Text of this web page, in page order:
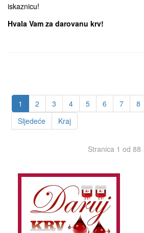
iskaznicu!
Hvala Vam za darovanu krv!
1 2 3 4 5 6 7 8
Sljedeće
Kraj
Stranica 1 od 88